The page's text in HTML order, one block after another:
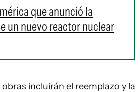
que anunció la
un nuevo reactor nuclear
obras incluirán el reemplazo y la